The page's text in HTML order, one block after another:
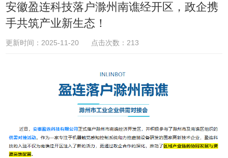
安徽盈连科技落户滁州南谯经开区，政企携
手共筑产业新生态！
更新时间：2025-11-20 点击次数：213